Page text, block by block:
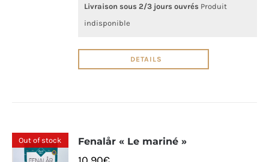
Livraison sous 2/3 jours ouvrés Produit
indisponible
DETAILS
Out of stock Fenalår « Le mariné »